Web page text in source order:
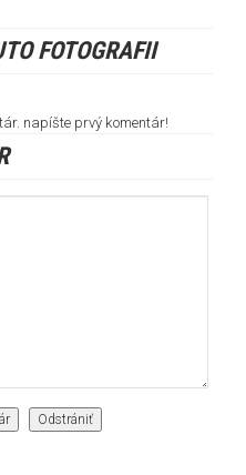
FOTOGRAFII
napíšte prvý komentár!